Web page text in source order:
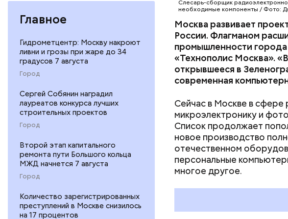
Главное
Гидрометцентр: Москву накроют
ливни и грозы при жаре до 34
градусов 7 августа
Город
Сергей Собянин наградил
лауреатов конкурса лучших
строительных проектов
Город
Второй этап капитального
ремонта пути Большого кольца
МЖД начнется 7 августа
Город
Количество зарегистрированных
преступлений в Москве снизилось
на 17 процентов
Слесарь-сборщик
необходимые компоненты / Фото:
Москва развивает
России. Флагманом
промышленности города
«Технополис Москва».
открывшееся в
современная
Сейчас в Москве в сфере
микроэлектронику и
Список продолжает
новое производство
отечественном
персональные
многое другое.
В царской России не
понимании, но
народ на улицах и
поклонником
его инициативе был